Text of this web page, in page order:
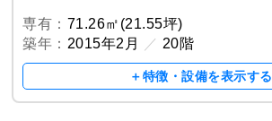
専有： 71.26㎡(21.55坪)
築年： 2015年2月 ／ 20階
＋特徴・設備を表示する